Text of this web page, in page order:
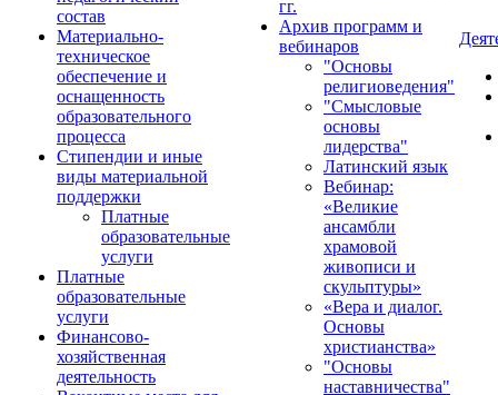
состав
Материально-
техническое
обеспечение и
оснащенность
образовательного
процесса
Стипендии и иные
виды материальной
поддержки
Платные
образовательные
услуги
Платные
образовательные
услуги
Финансово-
хозяйственная
деятельность
гг.
Архив программ и
вебинаров
"Основы
религиоведения"
"Смысловые
основы
лидерства"
Латинский язык
Вебинар:
«Великие
ансамбли
храмовой
живописи и
скульптуры»
«Вера и диалог.
Основы
христианства»
"Основы
наставничества"